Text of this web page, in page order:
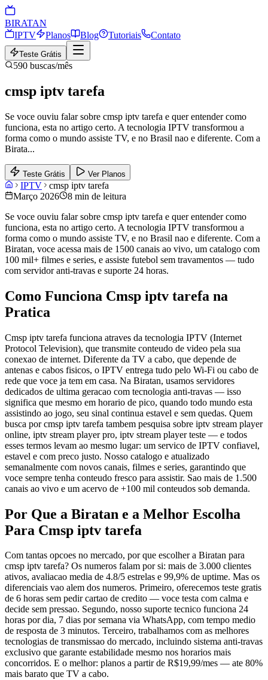
BIRATAN
IPTV
Planos Blog Tutoriais Contato
Teste Grátis
590 buscas/mês
cmsp iptv tarefa
Se voce ouviu falar sobre cmsp iptv tarefa e quer entender como
funciona, esta no artigo certo. A tecnologia IPTV transformou a
forma como o mundo assiste TV, e no Brasil nao e diferente. Com a
Birata...
Teste Grátis Ver Planos
IPTV
cmsp iptv tarefa
Março 2026
8 min de leitura
Se voce ouviu falar sobre cmsp iptv tarefa e quer entender como
funciona, esta no artigo certo. A tecnologia IPTV transformou a
forma como o mundo assiste TV, e no Brasil nao e diferente. Com a
Biratan, voce acessa mais de 1500 canais ao vivo, um catalogo com
100 mil+ filmes e series, e assiste futebol sem travamentos — tudo
com servidor anti-travas e suporte 24 horas.
Como Funciona Cmsp iptv tarefa na
Pratica
Cmsp iptv tarefa funciona atraves da tecnologia IPTV (Internet
Protocol Television), que transmite conteudo de video pela sua
conexao de internet. Diferente da TV a cabo, que depende de
antenas e cabos fisicos, o IPTV entrega tudo pelo Wi-Fi ou cabo de
rede que voce ja tem em casa. Na Biratan, usamos servidores
dedicados de ultima geracao com tecnologia anti-travas — isso
significa que mesmo em horario de pico, quando todo mundo esta
assistindo ao jogo, seu sinal continua estavel e sem quedas. Quem
busca por cmsp iptv tarefa tambem pesquisa sobre iptv stream player
online, iptv stream player pro, iptv stream player teste — e todos
esses termos levam ao mesmo lugar: um servico de IPTV confiavel,
estavel e com preco justo. Nosso catalogo e atualizado
semanalmente com novos canais, filmes e series, garantindo que
voce sempre tenha conteudo fresco para assistir. Sao mais de 1.500
canais ao vivo e um acervo de +100 mil conteudos sob demanda.
Por Que a Biratan e a Melhor Escolha
Para Cmsp iptv tarefa
Com tantas opcoes no mercado, por que escolher a Biratan para
cmsp iptv tarefa? Os numeros falam por si: mais de 3.000 clientes
ativos, avaliacao media de 4.8/5 estrelas e 99,9% de uptime. Mas os
diferenciais vao alem dos numeros. Primeiro, oferecemos teste gratis
de 6 horas sem pedir cartao de credito — voce testa com calma e
decide sem pressao. Segundo, nosso suporte tecnico funciona 24
horas por dia, 7 dias por semana via WhatsApp, com tempo medio
de resposta de 3 minutos. Terceiro, trabalhamos com as melhores
tecnologias de transmissao do mercado, incluindo sistema anti-travas
exclusivo que garante estabilidade mesmo nos horarios mais
concorridos. E o melhor: planos a partir de R$19,99/mes — ate 80%
mais barato que TV a cabo.